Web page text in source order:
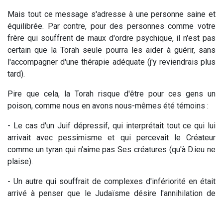
Mais tout ce message s'adresse à une personne saine et
équilibrée. Par contre, pour des personnes comme votre
frère qui souffrent de maux d'ordre psychique, il n'est pas
certain que la Torah seule pourra les aider à guérir, sans
l'accompagner d'une thérapie adéquate (j'y reviendrais plus
tard).
Pire que cela, la Torah risque d'être pour ces gens un
poison, comme nous en avons nous-mêmes été témoins :
- Le cas d'un Juif dépressif, qui interprétait tout ce qui lui
arrivait avec pessimisme et qui percevait le Créateur
comme un tyran qui n'aime pas Ses créatures (qu'à D.ieu ne
plaise).
- Un autre qui souffrait de complexes d'infériorité en était
arrivé à penser que le Judaïsme désire l'annihilation de